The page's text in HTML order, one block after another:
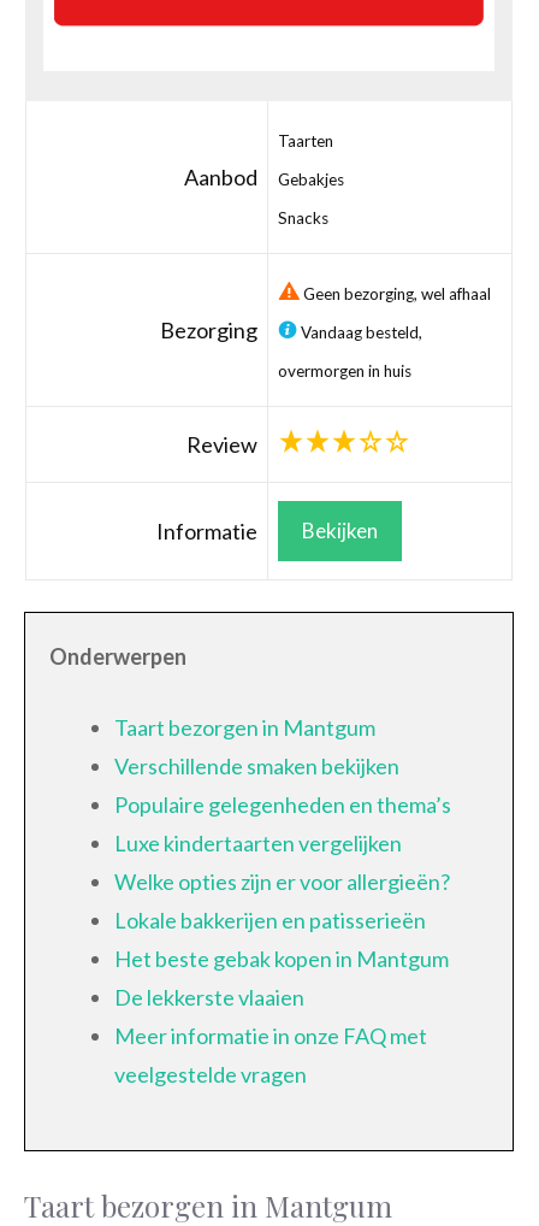
Aanbod
Taarten
Gebakjes
Snacks
Bezorging
Geen bezorging, wel afhaal
Vandaag besteld,
overmorgen in huis
Review
Informatie Bekijken
Onderwerpen
Taart bezorgen in Mantgum
Verschillende smaken bekijken
Populaire gelegenheden en thema’s
Luxe kindertaarten vergelijken
Welke opties zijn er voor allergieën?
Lokale bakkerijen en patisserieën
Het beste gebak kopen in Mantgum
De lekkerste vlaaien
Meer informatie in onze FAQ met
veelgestelde vragen
Taart bezorgen in Mantgum